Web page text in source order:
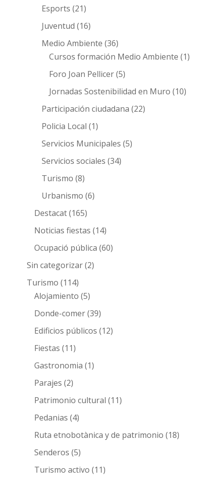
Esports (21)
Juventud (16)
Medio Ambiente (36)
Cursos formación Medio Ambiente (1)
Foro Joan Pellicer(5)
Jornadas Sostenibilidad en Muro (10)
Participación ciudadana (22)
Policia Local (1)
Servicios Municipales (5)
Servicios sociales (34)
Turismo (8)
Urbanismo (6)
Destacat(165)
Noticias fiestas (14)
Ocupació pública (60)
Sin categorizar(2)
Turismo (114)
Alojamiento (5)
Donde-comer(39)
Edificios públicos (12)
Fiestas (11)
Gastronomia (1)
Parajes (2)
Patrimonio cultural (11)
Pedanias (4)
Ruta etnobotànica y de patrimonio (18)
Senderos (5)
Turismo activo (11)